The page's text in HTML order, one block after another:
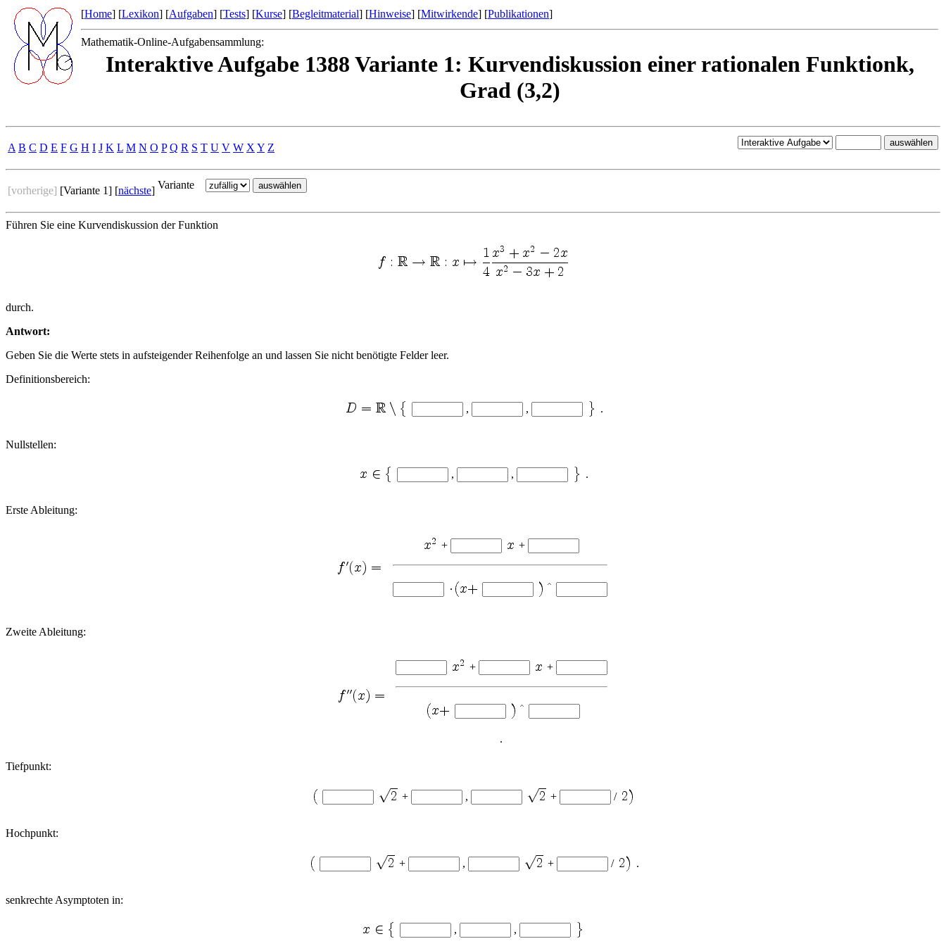
[Home] [Lexikon] [Aufgaben] [Tests] [Kurse] [Begleitmaterial] [Hinweise] [Mitwirkende] [Publikationen]
Mathematik-Online-Aufgabensammlung:
Interaktive Aufgabe 1388 Variante 1: Kurvendiskussion einer rationalen Funktionk,
Grad (3,2)
A B C D E F G H I J K L M N O P Q R S T U V W X Y Z
[vorherige] [Variante 1] [nächste] Variante
Führen Sie eine Kurvendiskussion der Funktion
durch.
Antwort:
Geben Sie die Werte stets in aufsteigender Reihenfolge an und lassen Sie nicht benötigte Felder leer.
Definitionsbereich:
, , .
Nullstellen:
, , .
Erste Ableitung:
+ +
Zweite Ableitung:
+ +
.
Tiefpunkt:
+ , + /
Hochpunkt:
+ , + / .
senkrechte Asymptoten in:
, ,